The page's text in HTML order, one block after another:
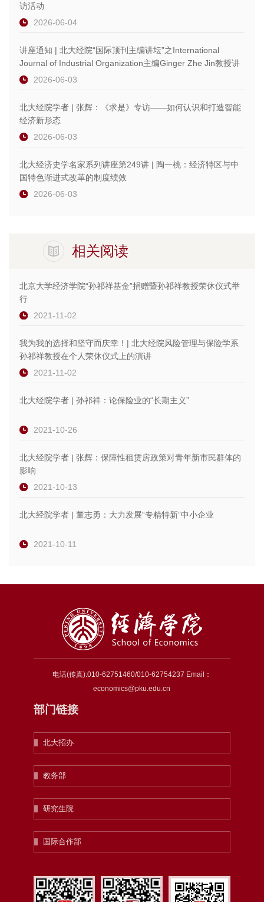
访活动
2026-06-04
讲座通知 | 北大经院“国际顶刊主编讲坛”之International
Journal of Industrial Organization主编Ginger Zhe Jin教授讲
座 图片2026-06-03
北大经院学者 | 张辉：《求是》专访——如何认识和打造智能
经济新形态
2026-06-03
北大经济史学名家系列讲座第249讲 | 陶一桃：经济特区与中
国特色渐进式改革的制度绩效
2026-06-03
相关阅读
北京大学经济学院“孙祁祥基金”捐赠暨孙祁祥教授荣休仪式举
行
2021-11-02
我为我的选择和坚守而庆幸！| 北大经院风险管理与保险学系
孙祁祥教授在个人荣休仪式上的演讲
2021-11-02
北大经院学者 | 孙祁祥：论保险业的“长期主义”
2021-10-26
北大经院学者 | 张辉：保障性租赁房政策对青年新市民群体的
影响
2021-10-13
北大经院学者 | 董志勇：大力发展“专精特新”中小企业
2021-10-11
电话(传真):010-62751460/010-62754237 Email：
economics@pku.edu.cn
部门链接
北大招办
教务部
研究生院
国际合作部